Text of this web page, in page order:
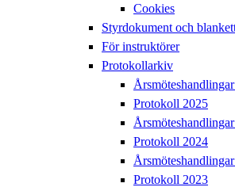
Cookies
Styrdokument och
För instruktörer
Protokollarkiv
Protokoll 2025
Protokoll 2024
Protokoll 2023